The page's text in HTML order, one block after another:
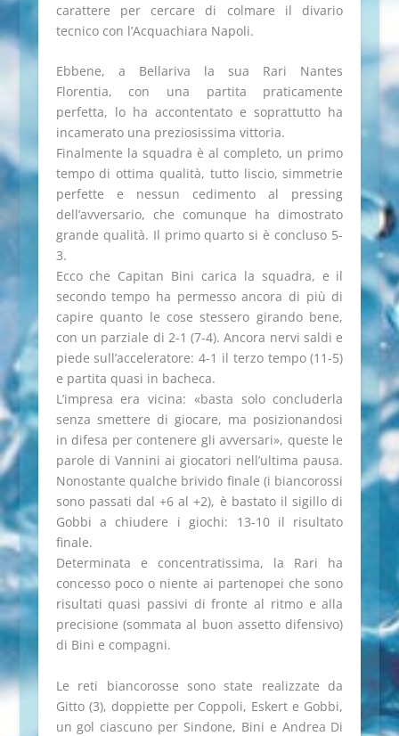
carattere per cercare di colmare il divario
tecnico con l’Acquachiara Napoli.
Ebbene, a Bellariva la sua Rari Nantes
Florentia, con una partita praticamente
perfetta, lo ha accontentato e soprattutto ha
incamerato una preziosissima vittoria.
Finalmente la squadra è al completo, un primo
tempo di ottima qualità, tutto liscio, simmetrie
perfette e nessun cedimento al pressing
dell’avversario, che comunque ha dimostrato
grande qualità. Il primo quarto si è concluso 5-
3.
Ecco che Capitan Bini carica la squadra, e il
secondo tempo ha permesso ancora di più di
capire quanto le cose stessero girando bene,
con un parziale di 2-1 (7-4). Ancora nervi saldi e
piede sull’acceleratore: 4-1 il terzo tempo (11-5)
e partita quasi in bacheca.
L’impresa era vicina: «basta solo concluderla
senza smettere di giocare, ma posizionandosi
in difesa per contenere gli avversari», queste le
parole di Vannini ai giocatori nell’ultima pausa.
Nonostante qualche brivido finale (i biancorossi
sono passati dal +6 al +2), è bastato il sigillo di
Gobbi a chiudere i giochi: 13-10 il risultato
finale.
Determinata e concentratissima, la Rari ha
concesso poco o niente ai partenopei che sono
risultati quasi passivi di fronte al ritmo e alla
precisione (sommata al buon assetto difensivo)
di Bini e compagni.
Le reti biancorosse sono state realizzate da
Gitto (3), doppiette per Coppoli, Eskert e Gobbi,
un gol ciascuno per Sindone, Bini e Andrea Di